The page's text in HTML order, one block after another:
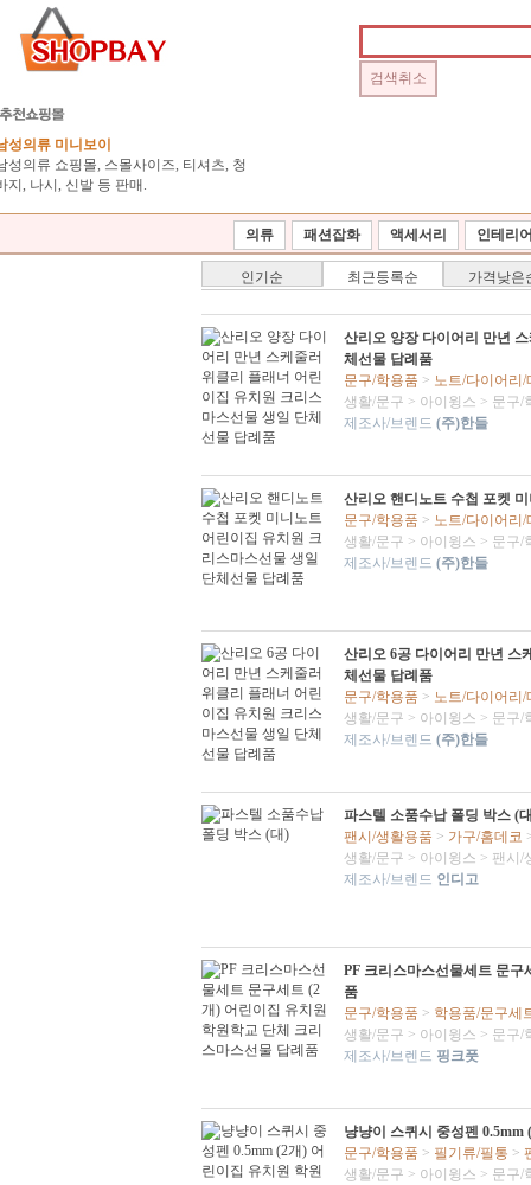
성의류 미니보이
성의류 쇼핑몰, 스몰사이즈, 티셔츠, 청
지, 나시, 신발 등 판매.
의류 패션잡화 액세서리 인테리
인기순 최근등록순 가격낮은
산리오 양장 다이어리 만년
체선물 답례품
문구/학용품 > 노트/다이어리/
생활/문구 > 아이윙스 > 문구/
제조사/브렌드 (주)한들
산리오 핸디노트 수첩 포켓
문구/학용품 > 노트/다이어리/
생활/문구 > 아이윙스 > 문구/
제조사/브렌드 (주)한들
산리오 6공 다이어리 만년 스
체선물 답례품
문구/학용품 > 노트/다이어리/
생활/문구 > 아이윙스 > 문구/
제조사/브렌드 (주)한들
파스텔 소품수납 폴딩 박스 (
팬시/생활용품 > 가구/홈데코
생활/문구 > 아이윙스 > 팬시/
제조사/브렌드 인디고
PF 크리스마스선물세트 문
품
문구/학용품 > 학용품/문구세
생활/문구 > 아이윙스 > 문구/
제조사/브렌드 핑크풋
냥냥이 스퀴시 중성펜
문구/학용품 > 필기류/필통 >
생활/문구 > 아이윙스 > 문구/